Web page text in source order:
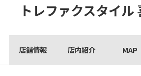
トレファクスタイル
店舗情報 店内紹介 MAP